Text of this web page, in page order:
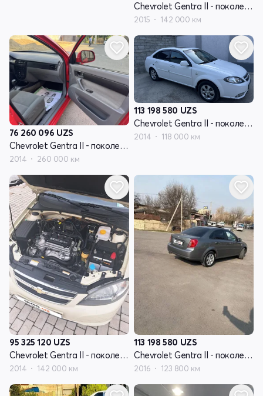
Chevrolet Gentra II - поколение
2015 142 000 км
76 260 096 UZS
Chevrolet Gentra II - поколение
2014 260 000 км
113 198 580 UZS
Chevrolet Gentra II - поколение
2014 118 000 км
95 325 120 UZS
Chevrolet Gentra II - поколение
2014 142 000 км
113 198 580 UZS
Chevrolet Gentra II - поколение
2016 123 800 км